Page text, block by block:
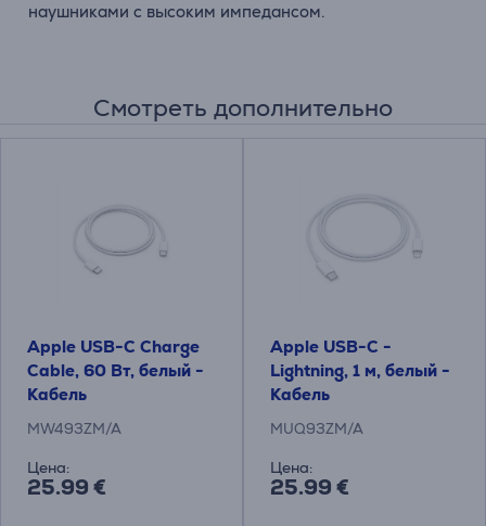
наушниками с высоким импедансом.
Смотреть дополнительно
Apple USB-C Charge
Cable, 60 Вт, белый -
Кабель
MW493ZM/A
Цена:
25.99 €
Apple USB-C -
Lightning, 1 м, белый -
Кабель
MUQ93ZM/A
Цена:
25.99 €